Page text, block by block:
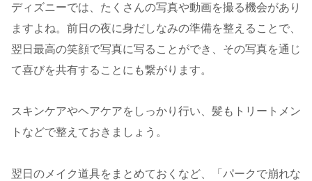
ディズニーでは、たくさんの写真や動画を撮る機会があり
ますよね。前日の夜に身だしなみの準備を整えることで、
翌日最高の笑顔で写真に写ることができ、その写真を通じ
て喜びを共有することにも繋がります。
スキンケアやヘアケアをしっかり行い、髪もトリートメン
トなどで整えておきましょう。
翌日のメイク道具をまとめておくなど、「パークで崩れな